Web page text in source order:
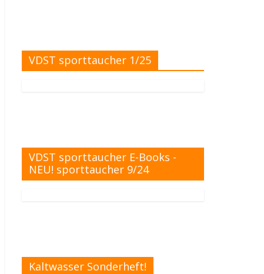
VDST sporttaucher 1/25
VDST sporttaucher E-Books -
NEU! sporttaucher 9/24
Kaltwasser Sonderheft!